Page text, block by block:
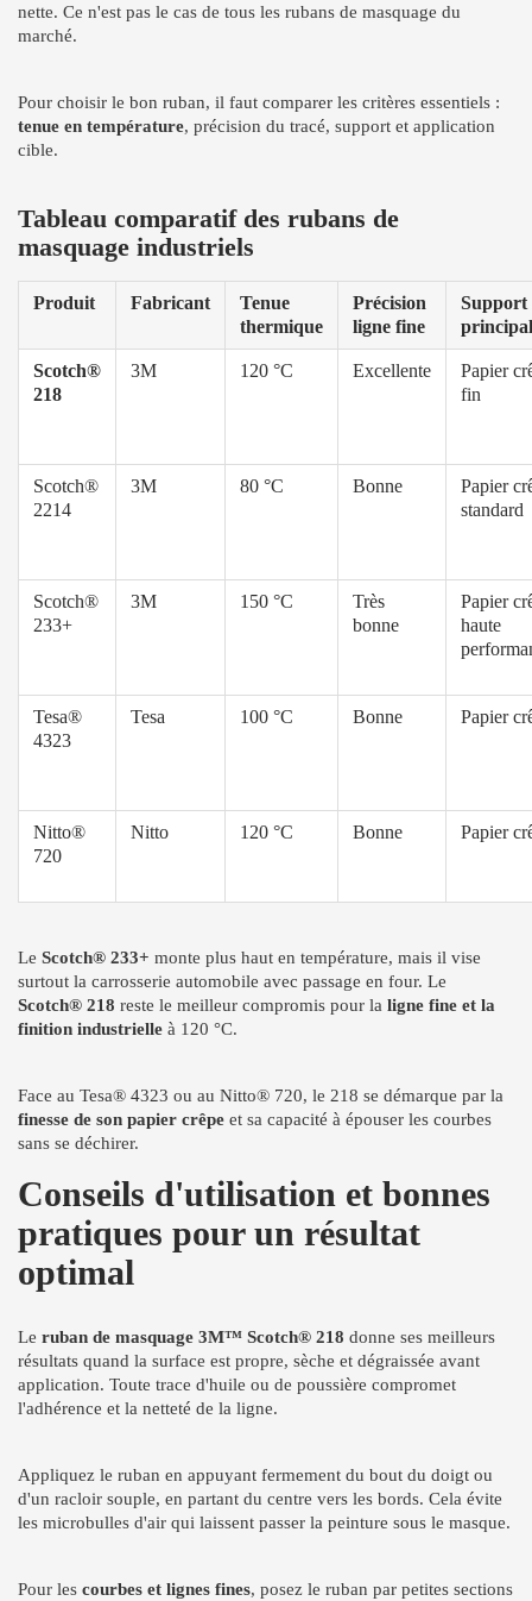
nette. Ce n'est pas le cas de tous les rubans de masquage du
marché.
Pour choisir le bon ruban, il faut comparer les critères essentiels :
tenue en température, précision du tracé, support et application
cible.
Tableau comparatif des rubans de
masquage industriels
Produit Fabricant
Tenue
thermique
Précision
ligne fine
Support
principal
Scotch®
218
3M 120 °C Excellente
Papier
fin
Scotch®
2214
3M 80 °C Bonne
Papier
standard
Scotch®
233+
3M 150 °C
Très
bonne
Papier
haute
Tesa®
4323
Tesa 100 °C Bonne Papier
Nitto®
720
Nitto 120 °C Bonne Papier
Le Scotch® 233+ monte plus haut en température, mais il vise
surtout la carrosserie automobile avec passage en four. Le
Scotch® 218 reste le meilleur compromis pour la ligne fine et la
finition industrielle à 120 °C.
Face au Tesa® 4323 ou au Nitto® 720, le 218 se démarque par la
finesse de son papier crêpe et sa capacité à épouser les courbes
sans se déchirer.
Conseils d'utilisation et bonnes
pratiques pour un résultat
optimal
Le ruban de masquage 3M™ Scotch® 218 donne ses meilleurs
résultats quand la surface est propre, sèche et dégraissée avant
application. Toute trace d'huile ou de poussière compromet
l'adhérence et la netteté de la ligne.
Appliquez le ruban en appuyant fermement du bout du doigt ou
d'un racloir souple, en partant du centre vers les bords. Cela évite
les microbulles d'air qui laissent passer la peinture sous le masque.
Pour les courbes et lignes fines, posez le ruban par petites sections